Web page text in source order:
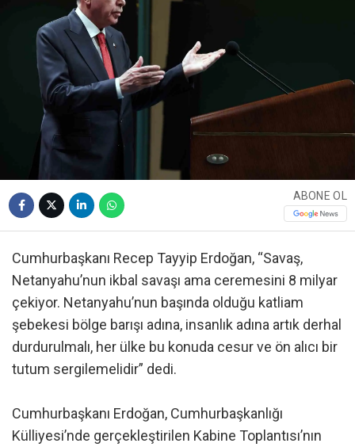
ABONE OL
Cumhurbaşkanı Recep Tayyip Erdoğan, “Savaş,
Netanyahu’nun ikbal savaşı ama ceremesini 8 milyar
çekiyor. Netanyahu’nun başında olduğu katliam
şebekesi bölge barışı adına, insanlık adına artık derhal
durdurulmalı, her ülke bu konuda cesur ve ön alıcı bir
tutum sergilemelidir” dedi.
Cumhurbaşkanı Erdoğan, Cumhurbaşkanlığı
Külliyesi’nde gerçekleştirilen Kabine Toplantısı’nın